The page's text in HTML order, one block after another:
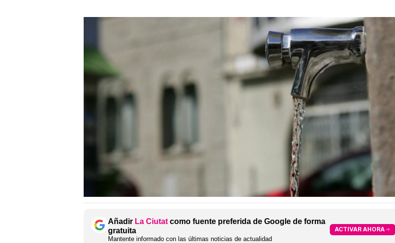
Añadir La Ciutat como fuente preferida de Google de forma
gratuita
Mantente informado con las últimas noticias de actualidad
ACTIVAR AHORA